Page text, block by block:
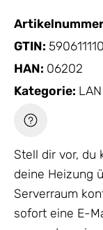
GTIN:
HAN: 06202
Kategorie:
Stell dir vor, du
deine Heizung
Serverraum
sofort eine E-